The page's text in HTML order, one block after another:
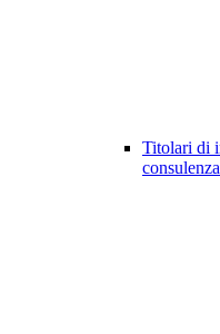
Titolari di
consulenza